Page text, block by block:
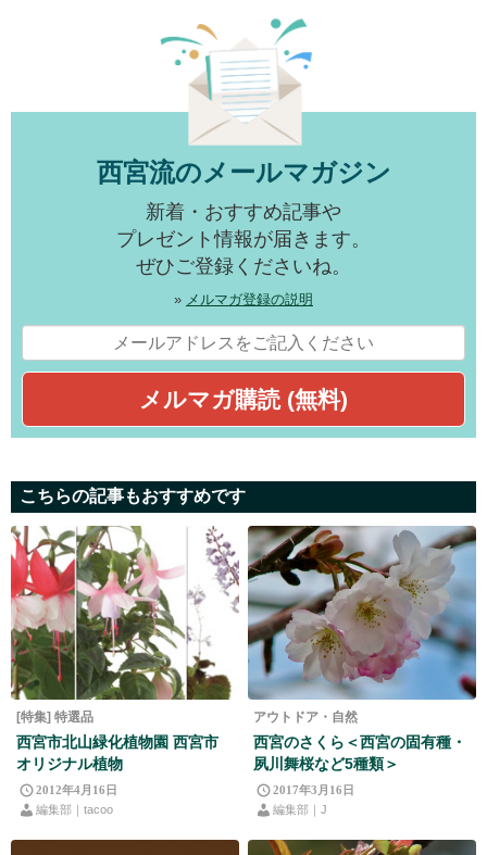
西宮流のメールマガジン
新着・おすすめ記事や
プレゼント情報が届きます。
ぜひご登録くださいね。
» メルマガ登録の説明
こちらの記事もおすすめです
[特集] 特選品
西宮市北山緑化植物園 西宮市
オリジナル植物
2012年4月16日
編集部｜tacoo
アウトドア・自然
西宮のさくら＜西宮の固有種・
夙川舞桜など5種類＞
2017年3月16日
編集部｜J